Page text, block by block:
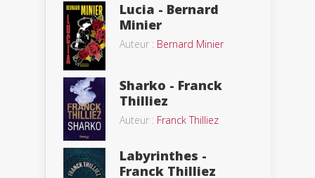
Lucia - Bernard
Minier
Auteur : Bernard Minier
Sharko - Franck
Thilliez
Auteur : Franck Thilliez
Labyrinthes -
Franck Thilliez